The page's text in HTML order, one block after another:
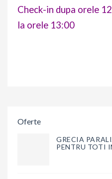
Check-in dupa orele
la orele 13:00
Oferte
GRECIA
PENTRU TOTI